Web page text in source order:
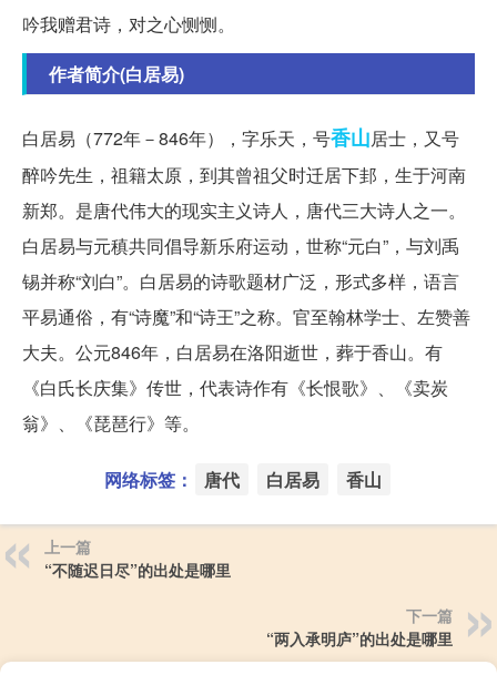
吟我赠君诗，对之心恻恻。
作者简介(白居易)
白居易（772年－846年），字乐天，号香山居士，又号
醉吟先生，祖籍太原，到其曾祖父时迁居下邽，生于河南
新郑。是唐代伟大的现实主义诗人，唐代三大诗人之一。
白居易与元稹共同倡导新乐府运动，世称“元白”，与刘禹
锡并称“刘白”。白居易的诗歌题材广泛，形式多样，语言
平易通俗，有“诗魔”和“诗王”之称。官至翰林学士、左赞善
大夫。公元846年，白居易在洛阳逝世，葬于香山。有
《白氏长庆集》传世，代表诗作有《长恨歌》、《卖炭
翁》、《琵琶行》等。
网络标签： 唐代 白居易 香山
上一篇
“不随迟日尽”的出处是哪里
下一篇
“两入承明庐”的出处是哪里